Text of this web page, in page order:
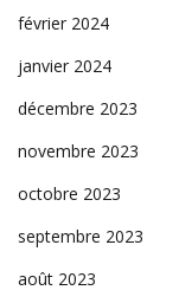
février 2024
janvier 2024
décembre 2023
novembre 2023
octobre 2023
septembre 2023
août 2023